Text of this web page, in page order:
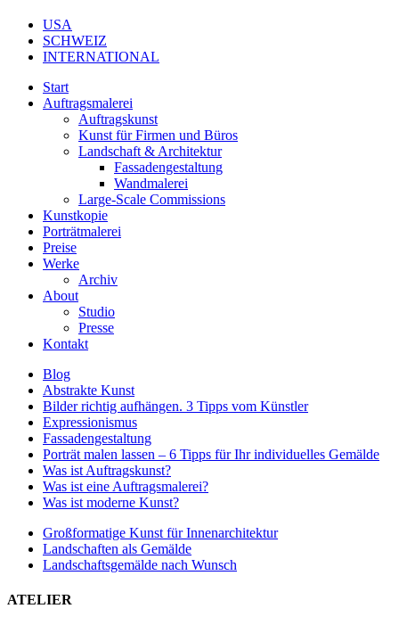
USA
SCHWEIZ
INTERNATIONAL
Start
Auftragsmalerei
Auftragskunst
Kunst für Firmen und Büros
Landschaft & Architektur
Fassadengestaltung
Wandmalerei
Large-Scale Commissions
Kunstkopie
Porträtmalerei
Preise
Werke
Archiv
About
Studio
Presse
Kontakt
Blog
Abstrakte Kunst
Bilder richtig aufhängen. 3 Tipps vom Künstler
Expressionismus
Fassadengestaltung
Porträt malen lassen – 6 Tipps für Ihr individuelles Gemälde
Was ist Auftragskunst?
Was ist eine Auftragsmalerei?
Was ist moderne Kunst?
Großformatige Kunst für Innenarchitektur
Landschaften als Gemälde
Landschaftsgemälde nach Wunsch
ATELIER